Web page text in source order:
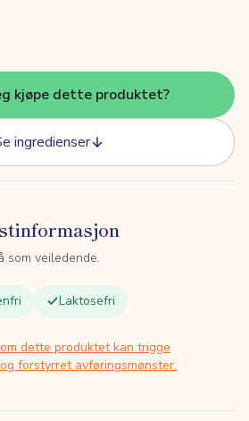
kjøpe dette produktet?
ingredienser
som veiledende.
Laktosefri
dette produktet kan trigge
forstyrret avføringsmønster.